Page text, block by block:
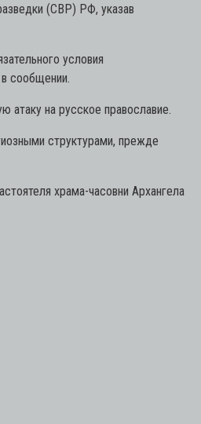
(СВР) РФ, указав
условия
сообщении.
атаку на русское православие.
структурами, прежде
храма-часовни Архангела